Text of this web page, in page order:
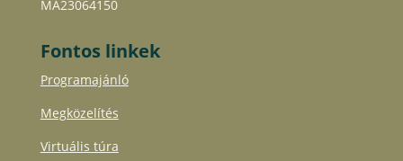
MA23064150
Fontos linkek
Programajánló
Megközelítés
Virtuális túra